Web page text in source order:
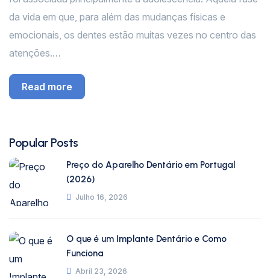
da vida em que, para além das mudanças físicas e
emocionais, os dentes estão muitas vezes no centro das
atenções.…
Read more
Popular Posts
Preço do Aparelho Dentário em Portugal
(2026)
Julho 16, 2026
O que é um Implante Dentário e Como
Funciona
Abril 23, 2026